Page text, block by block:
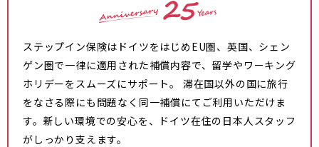
ステップイン保険はドイツをはじめEU圏、英国、シェン
ゲン圏で一律に適用された補償内容で、留学やワーキング
ホリデーをスムーズにサポート。 滞在国以外の国に旅行
をなさる際にも問題なく同一補償にてご利用いただけま
す。新しい環境での安心を、ドイツ在住の日本人スタッフ
がしっかり支えます。